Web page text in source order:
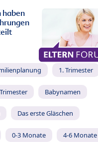
haben
1. Trimester
Babynamen
Das erste Gläschen
0-3 Monate 4-6 Monate